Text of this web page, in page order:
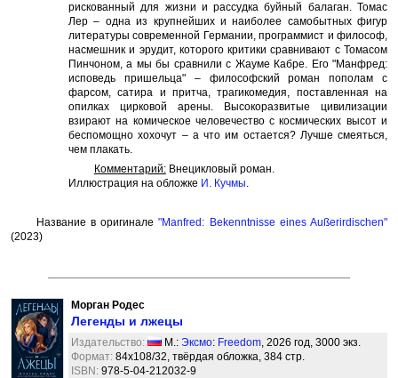
рискованный для жизни и рассудка буйный балаган. Томас
Лер – одна из крупнейших и наиболее самобытных фигур
литературы современной Германии, программист и философ,
насмешник и эрудит, которого критики сравнивают с Томасом
Пинчоном, а мы бы сравнили с Жауме Кабре. Его "Манфред:
исповедь пришельца" – философский роман пополам с
фарсом, сатира и притча, трагикомедия, поставленная на
опилках цирковой арены. Высокоразвитые цивилизации
взирают на комическое человечество с космических высот и
беспомощно хохочут – а что им остается? Лучше смеяться,
чем плакать.
Комментарий:Внецикловый роман.
Иллюстрация на обложке И. Кучмы.
Название в оригинале"Manfred: Bekenntnisse eines Außerirdischen"
(2023)
Морган Родес
Легенды и лжецы
Издательство: М.: Эксмо: Freedom, 2026 год, 3000 экз.
Формат: 84x108/32, твёрдая обложка, 384 стр.
ISBN: 978-5-04-212032-9